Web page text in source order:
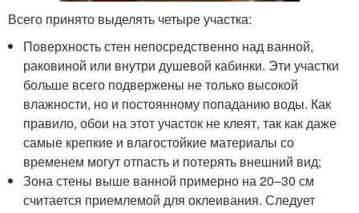
Всего принято выделять четыре участка:
Поверхность стен непосредственно над ванной,
раковиной или внутри душевой кабинки. Эти участки
больше всего подвержены не только высокой
влажности, но и постоянному попаданию воды. Как
правило, обои на этот участок не клеят, так как даже
самые крепкие и влагостойкие материалы со
временем могут отпасть и потерять внешний вид;
Зона стены выше ванной примерно на 20–30 см
считается приемлемой для оклеивания. Следует